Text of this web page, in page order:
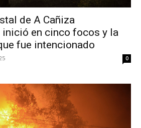
de A Cañiza
inició en cinco focos y la
fue intencionado
0